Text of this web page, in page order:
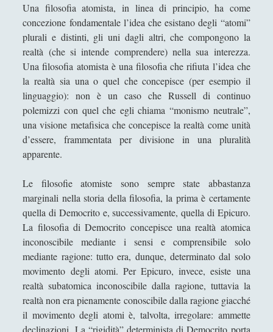
Una filosofia atomista, in linea di principio, ha come
concezione fondamentale l’idea che esistano degli “atomi”
plurali e distinti, gli uni dagli altri, che compongono la
realtà (che si intende comprendere) nella sua interezza.
Una filosofia atomista è una filosofia che rifiuta l’idea che
la realtà sia una o quel che concepisce (per esempio il
linguaggio): non è un caso che Russell di continuo
polemizzi con quel che egli chiama “monismo neutrale”,
una visione metafisica che concepisce la realtà come unità
d’essere, frammentata per divisione in una pluralità
apparente.
Le filosofie atomiste sono sempre state abbastanza
marginali nella storia della filosofia, la prima è certamente
quella di Democrito e, successivamente, quella di Epicuro.
La filosofia di Democrito concepisce una realtà atomica
inconoscibile mediante i sensi e comprensibile solo
mediante ragione: tutto era, dunque, determinato dal solo
movimento degli atomi. Per Epicuro, invece, esiste una
realtà subatomica inconoscibile dalla ragione, tuttavia la
realtà non era pienamente conoscibile dalla ragione giacché
il movimento degli atomi è, talvolta, irregolare: ammette
declinazioni. La “rigidità” determinista di Democrito porta